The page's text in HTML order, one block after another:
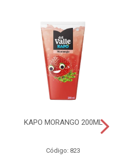
KAPO MORANGO 200ML
Código: 823